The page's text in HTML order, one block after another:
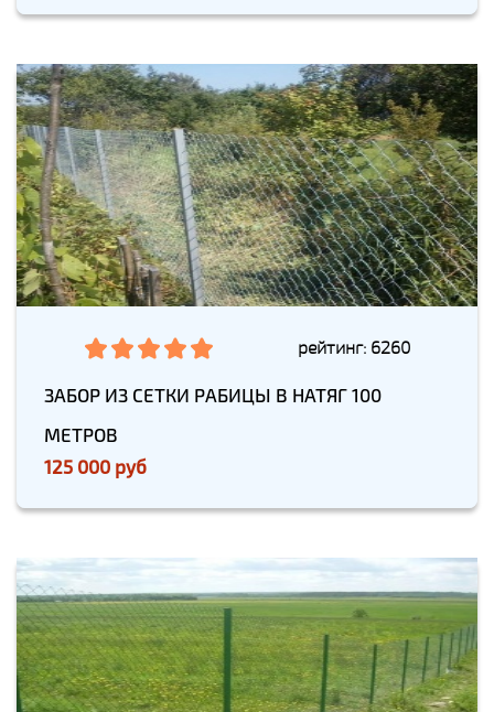
рейтинг: 6260
ЗАБОР ИЗ СЕТКИ РАБИЦЫ В НАТЯГ 100
МЕТРОВ
125 000 руб